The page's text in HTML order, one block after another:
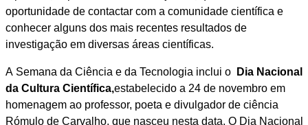
oportunidade de contactar com a comunidade científica e
conhecer alguns dos mais recentes resultados de
investigação em diversas áreas científicas.
A Semana da Ciência e da Tecnologia inclui o
Dia Nacional
da Cultura Científica,estabelecido a 24 de novembro em
homenagem ao professor, poeta e divulgador de ciência
Rómulo de Carvalho, que nasceu nesta data. O Dia Nacional